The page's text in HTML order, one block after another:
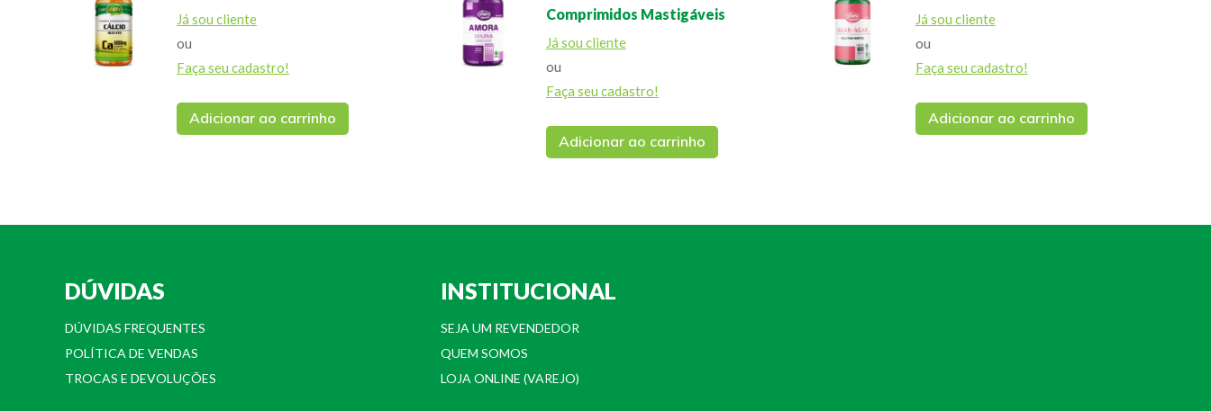
Já sou cliente
ou
Faça seu cadastro!
Adicionar ao carrinho
Comprimidos Mastigáveis
Já sou cliente
ou
Faça seu cadastro!
Adicionar ao carrinho
Já sou cliente
ou
Faça seu cadastro!
Adicionar ao carrinho
DÚVIDAS
DÚVIDAS FREQUENTES
POLÍTICA DE VENDAS
TROCAS E DEVOLUÇÕES
INSTITUCIONAL
SEJA UM REVENDEDOR
QUEM SOMOS
LOJA ONLINE (VAREJO)